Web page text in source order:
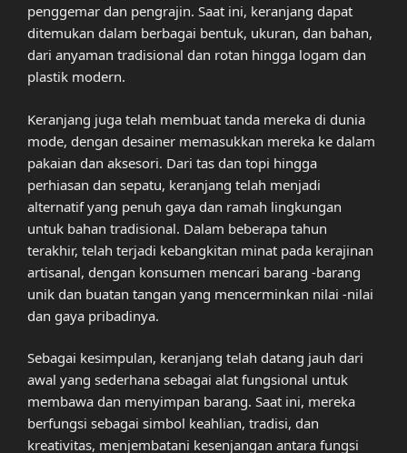
penggemar dan pengrajin. Saat ini, keranjang dapat
ditemukan dalam berbagai bentuk, ukuran, dan bahan,
dari anyaman tradisional dan rotan hingga logam dan
plastik modern.
Keranjang juga telah membuat tanda mereka di dunia
mode, dengan desainer memasukkan mereka ke dalam
pakaian dan aksesori. Dari tas dan topi hingga
perhiasan dan sepatu, keranjang telah menjadi
alternatif yang penuh gaya dan ramah lingkungan
untuk bahan tradisional. Dalam beberapa tahun
terakhir, telah terjadi kebangkitan minat pada kerajinan
artisanal, dengan konsumen mencari barang -barang
unik dan buatan tangan yang mencerminkan nilai -nilai
dan gaya pribadinya.
Sebagai kesimpulan, keranjang telah datang jauh dari
awal yang sederhana sebagai alat fungsional untuk
membawa dan menyimpan barang. Saat ini, mereka
berfungsi sebagai simbol keahlian, tradisi, dan
kreativitas, menjembatani kesenjangan antara fungsi